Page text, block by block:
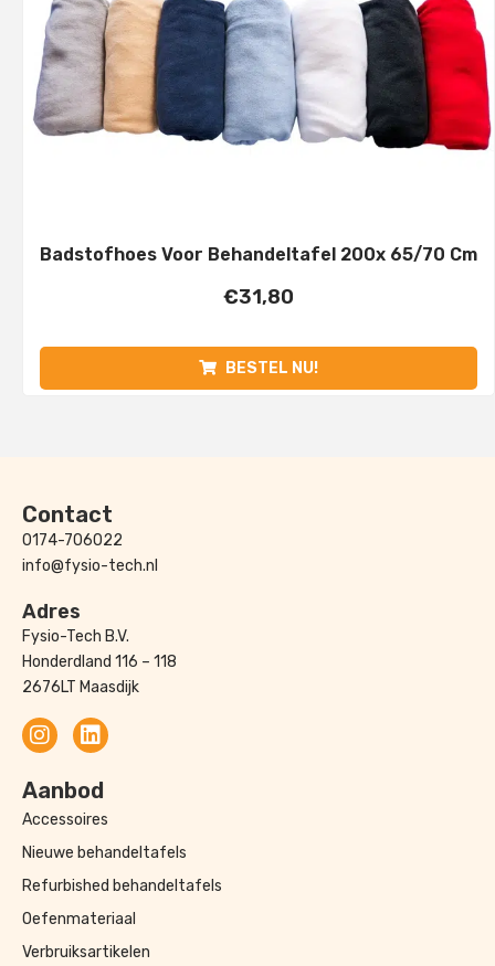
Badstofhoes Voor Behandeltafel 200x 65/70 Cm
€31,80
BESTEL NU!
Contact
0174-706022
info@fysio-tech.nl
Adres
Fysio-Tech B.V.
Honderdland 116 – 118
2676LT Maasdijk
Aanbod
Accessoires
Nieuwe behandeltafels
Refurbished behandeltafels
Oefenmateriaal
Verbruiksartikelen